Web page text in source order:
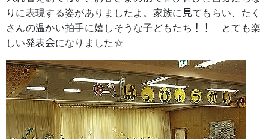
りに表現する姿がありましたよ。家族に見てもらい、たく
さんの温かい拍手に嬉しそうな子どもたち！！ とても楽
しい発表会になりました☆